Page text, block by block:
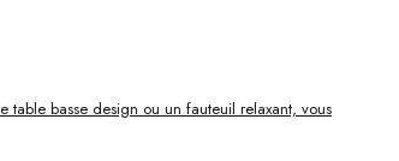
basse design ou un fauteuil relaxant, vous